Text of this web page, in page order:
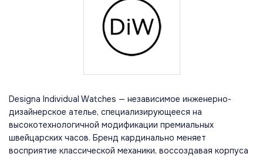
Designa Individual Watches — независимое инженерно-
дизайнерское ателье, специализирующееся на
высокотехнологичной модификации премиальных
швейцарских часов. Бренд кардинально меняет
восприятие классической механики, воссоздавая корпуса